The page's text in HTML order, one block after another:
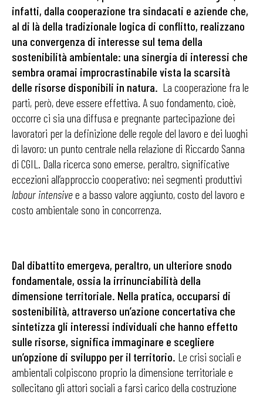
infatti, dalla cooperazione tra sindacati e aziende che,
al di là della tradizionale logica di conflitto, realizzano
una convergenza di interesse sul tema della
sostenibilità ambientale: una sinergia di interessi che
sembra oramai improcrastinabile vista la scarsità
delle risorse disponibili in natura. La cooperazione fra le
parti, però, deve essere effettiva. A suo fondamento, cioè,
occorre ci sia una diffusa e pregnante partecipazione dei
lavoratori per la definizione delle regole del lavoro e dei luoghi
di lavoro: un punto centrale nella relazione di Riccardo Sanna
di CGIL. Dalla ricerca sono emerse, peraltro, significative
eccezioni all’approccio cooperativo: nei segmenti produttivi
labour intensivee a basso valore aggiunto, costo del lavoro e
costo ambientale sono in concorrenza.
Dal dibattito emergeva, peraltro, un ulteriore snodo
fondamentale, ossia la irrinunciabilità della
dimensione territoriale. Nella pratica, occuparsi di
sostenibilità, attraverso un’azione concertativa che
sintetizza gli interessi individuali che hanno effetto
sulle risorse, significa immaginare e scegliere
un’opzione di sviluppo per il territorio. Le crisi sociali e
ambientali colpiscono proprio la dimensione territoriale e
sollecitano gli attori sociali a farsi carico della costruzione